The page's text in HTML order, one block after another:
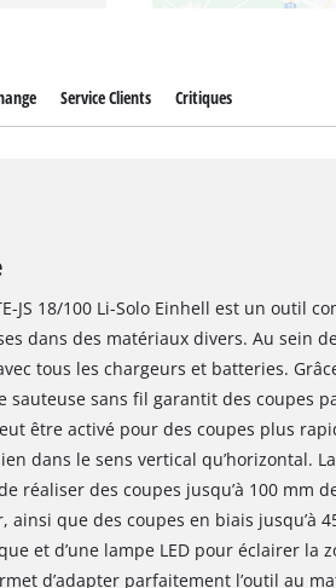
Service Clients Critiques
JS 18/100 Li-Solo Einhell est un outil
dans des matériaux divers. Au sein
tous les chargeurs et batteries.
sauteuse sans fil garantit des coupes
être activé pour des coupes plus
dans le sens vertical qu’horizontal.
réaliser des coupes jusqu’à 100 mm
ainsi que des coupes en biais jusqu’à
et d’une lampe LED pour éclairer la
d’adapter parfaitement l’outil au